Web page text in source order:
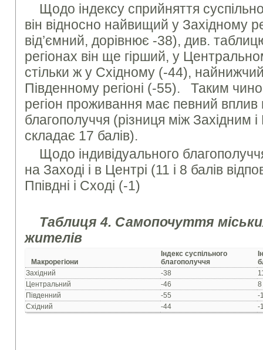
Щодо індексу сприйняття
він відносно найвищий у Західному
від’ємний, дорівнює -38), див.
регіонах він ще гірший, у
стільки ж у Східному (-44),
Південному регіоні (-55). Таким
регіон проживання має певний вплив
благополуччя (різниця між Західним
складає 17 балів).
Щодо індивідуального
на Заході і в Центрі (11 і 8 балів
Ппівдні і Сході (-1)
Таблиця 4. Самопочуття
жителів
Макрорегіони
Індекс суспільного
благополуччя
Західний
-38
Центральний
-46
8
Південний
-55
-
Східний
-44 -